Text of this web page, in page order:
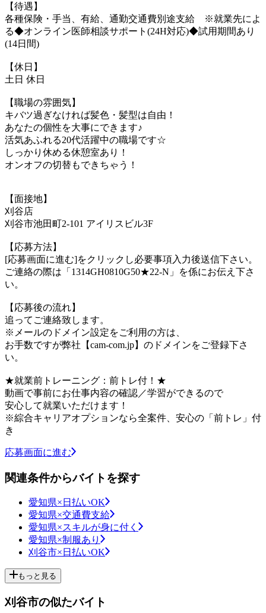
【待遇】
各種保険・手当、有給、通勤交通費別途支給 ※就業先によ
る◆オンライン医師相談サポート(24H対応)◆試用期間あり
(14日間)
【休日】
土日 休日
【職場の雰囲気】
キバツ過ぎなければ髪色・髪型は自由！
あなたの個性を大事にできます♪
活気あふれる20代活躍中の職場です☆
しっかり休める休憩室あり！
オンオフの切替もできちゃう！
【面接地】
刈谷店
刈谷市池田町2-101 アイリスビル3F
【応募方法】
[応募画面に進む]をクリックし必要事項入力後送信下さい。
ご連絡の際は「1314GH0810G50★22-N」を係にお伝え下さ
い。
【応募後の流れ】
追ってご連絡致します。
※メールのドメイン設定をご利用の方は、
お手数ですが弊社【cam-com.jp】のドメインをご登録下さ
い。
★就業前トレーニング：前トレ付！★
動画で事前にお仕事内容の確認／学習ができるので
安心して就業いただけます！
※綜合キャリアオプションなら全案件、安心の「前トレ」付
き
応募画面に進む
関連条件からバイトを探す
愛知県×日払いOK
愛知県×交通費支給
愛知県×スキルが身に付く
愛知県×制服あり
刈谷市×日払いOK
もっと見る
刈谷市の似たバイト